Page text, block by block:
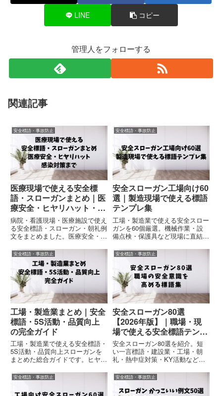
LINE コピー
管理人をフォローする
関連記事
安全標語・事故防止
医療現場で使える安全標
語・スローガンまとめ｜医
療安全・ヒヤリハット・感
染対策まで網羅
病院・看護現場・医療施設で使え
る安全標語・スローガン・朝礼例
文をまとめました。医療安全・ヒ
熱中症対策など、医療現場ですぐ
使えるコピペOK例文集です。
安全標語・事故防止
安全スローガン工場向け60
選｜製造現場で使える標語
テンプレ集
工場・製造業で使える安全スロー
ガンを60個厳選。機械作業・設
備点検・保護具など現場に直結す
礼・ポスターにそのまま使えるテ
ンプレ集。
安全標語・事故防止
工場・製造業まとめ｜安全
標語・5S活動・品質向上
の完全ガイド
工場・製造業で使える安全標語・
5S活動・品質向上スローガンを
まとめた総合ガイドです。ヒヤリ
で使える例文など、現場改善に役
立つ記事を掲載しています。
安全標語・事故防止
安全スローガン80選
【2026年版】｜職場・現
場で使える安全標語テンプ
レ集
安全スローガン80選を紹介。短
い一言標語・建設業・工場・朝
礼・熱中症対策・KY活動など、
テンプレを用途別にまとめまし
た。コピペOK・2026年版。
安全標語・事故防止 安全標語・事故防止